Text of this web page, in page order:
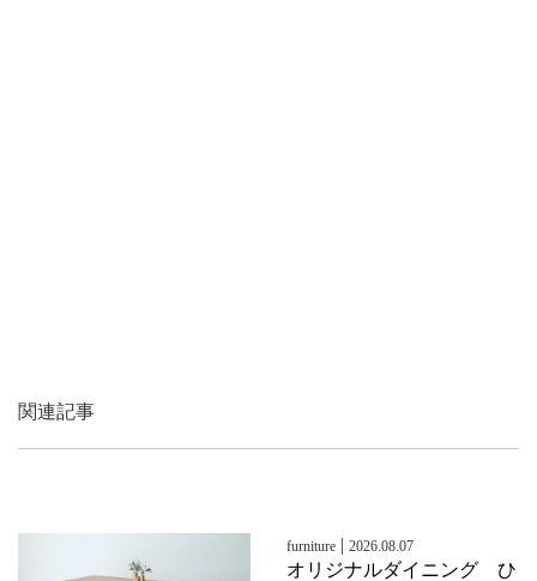
関連記事
furniture | 2026.08.07
オリジナルダイニング ひ